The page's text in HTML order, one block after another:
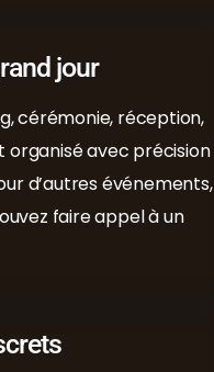
jour
cérémonie, réception,
organisé avec précision
d’autres événements,
faire appel à un